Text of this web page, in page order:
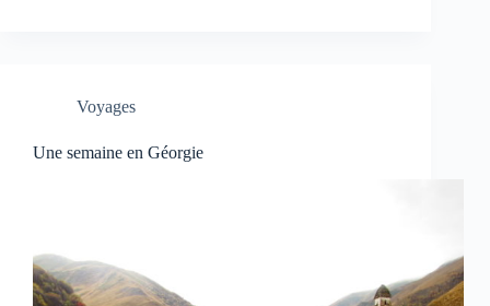
Voyages
Une semaine en Géorgie